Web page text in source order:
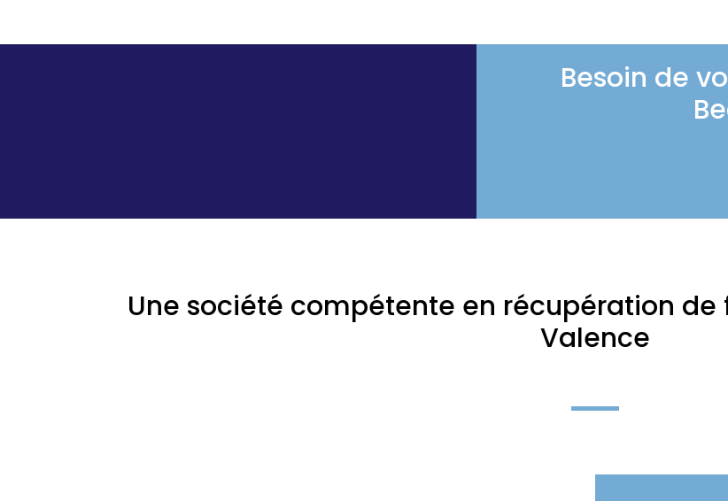
Besoin de
Une société compétente en récupération
Valence